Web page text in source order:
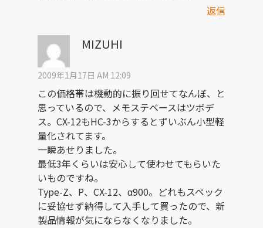
返信
MIZUHI
2009年1月17日 AM 12:09
この価格帯は機動的に振り回せてなんぼ、と
思っているので、メモステベースはツボデ
ス。CX-12もHC-3からするとずいぶん小型軽
量化されてます。
一瞬あせりました。
最低3年くらいは安心して使わせてもらいた
いものですね。
Type-Z、P、CX-12、α900。どれもスペック
に妥協せず納得して入手して買ったので、新
製品情報が気にならなくなりました。